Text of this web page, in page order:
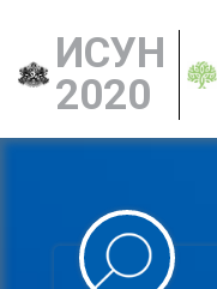
ИСУН
2020